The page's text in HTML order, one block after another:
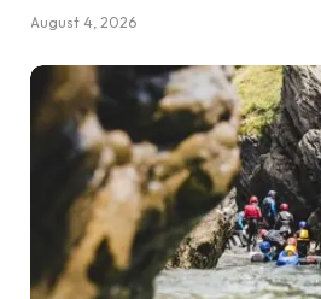
August 4, 2026